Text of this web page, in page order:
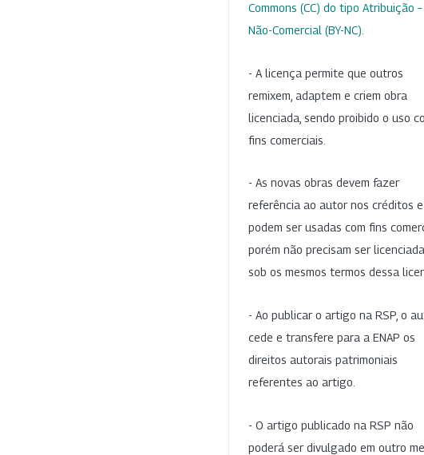
Commons (CC) do tipo Atribuição –
Não-Comercial (BY-NC)
- A licença permite que outros
remixem, adaptem e criem obra
licenciada, sendo proibido o uso
fins comerciais.
- As novas obras devem fazer
referência ao autor nos créditos
podem ser usadas com fins
porém não precisam ser
sob os mesmos termos dessa
- Ao publicar o artigo na RSP, o
cede e transfere para a ENAP os
direitos autorais patrimoniais
referentes ao artigo.
- O artigo publicado na RSP não
poderá ser divulgado em outro